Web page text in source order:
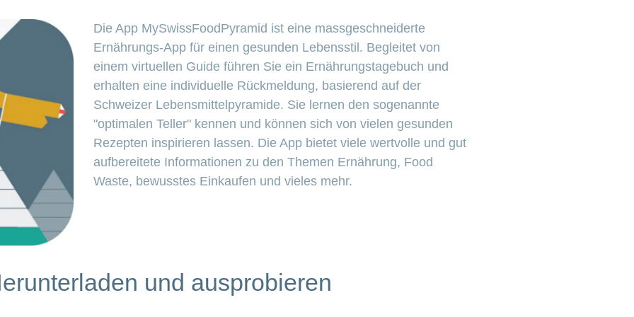
Die App MySwissFoodPyramid ist eine massgeschneiderte
Ernährungs-App für einen gesunden Lebensstil. Begleitet von
einem virtuellen Guide führen Sie ein Ernährungstagebuch und
erhalten eine individuelle Rückmeldung, basierend auf der
Schweizer Lebensmittelpyramide. Sie lernen den sogenannte
"optimalen Teller" kennen und können sich von vielen gesunden
Rezepten inspirieren lassen. Die App bietet viele wertvolle und gut
aufbereitete Informationen zu den Themen Ernährung, Food
Waste, bewusstes Einkaufen und vieles mehr.
und ausprobieren